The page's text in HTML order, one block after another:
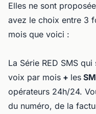
Elles ne sont
avez le choix entre 3
mois que voici :
La Série RED SMS
voix par mois + les
opérateurs 24h/24.
du numéro, de la